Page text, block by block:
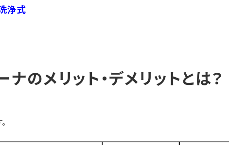
浄式
のメリット・デメリットとは？